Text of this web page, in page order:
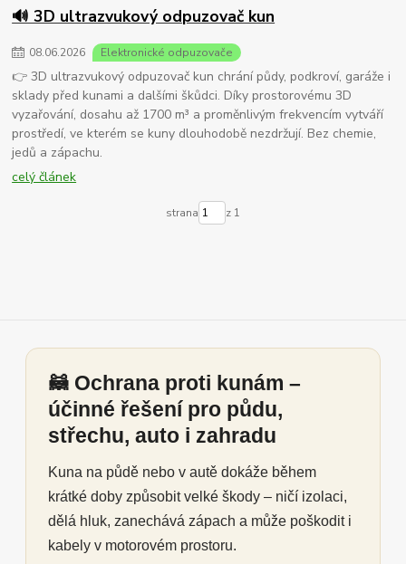
🔊 3D ultrazvukový odpuzovač kun
08.06.2026 Elektronické odpuzovače
👉 3D ultrazvukový odpuzovač kun chrání půdy, podkroví, garáže i
sklady před kunami a dalšími škůdci. Díky prostorovému 3D
vyzařování, dosahu až 1700 m³ a proměnlivým frekvencím vytváří
prostředí, ve kterém se kuny dlouhodobě nezdržují. Bez chemie,
jedů a zápachu.
celý článek
strana z 1
🦝 Ochrana proti kunám –
účinné řešení pro půdu,
střechu, auto i zahradu
Kuna na půdě nebo v autě dokáže během
krátké doby způsobit velké škody – ničí izolaci,
dělá hluk, zanechává zápach a může poškodit i
kabely v motorovém prostoru.